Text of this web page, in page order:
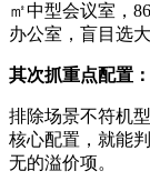
㎡中型会议室，
办公室，盲目选
其次抓重点配置
排除场景不符机
核心配置，就能
无的溢价项。